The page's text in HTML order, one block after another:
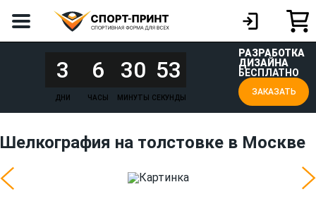
3
ДНИ
6
ЧАСЫ
30
МИНУТЫ
53
СЕКУНДЫ
РАЗРАБОТКА
ДИЗАЙНА
БЕСПЛАТНО
ЗАКАЗАТЬ
Шелкография на толстовке в Москве